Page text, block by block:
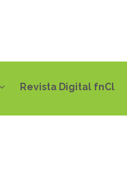
Revista Digital fnCl